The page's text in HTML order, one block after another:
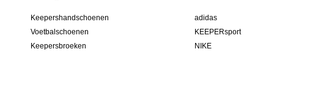
Keepershandschoenen
Voetbalschoenen
Keepersbroeken
adidas
KEEPERsport
NIKE